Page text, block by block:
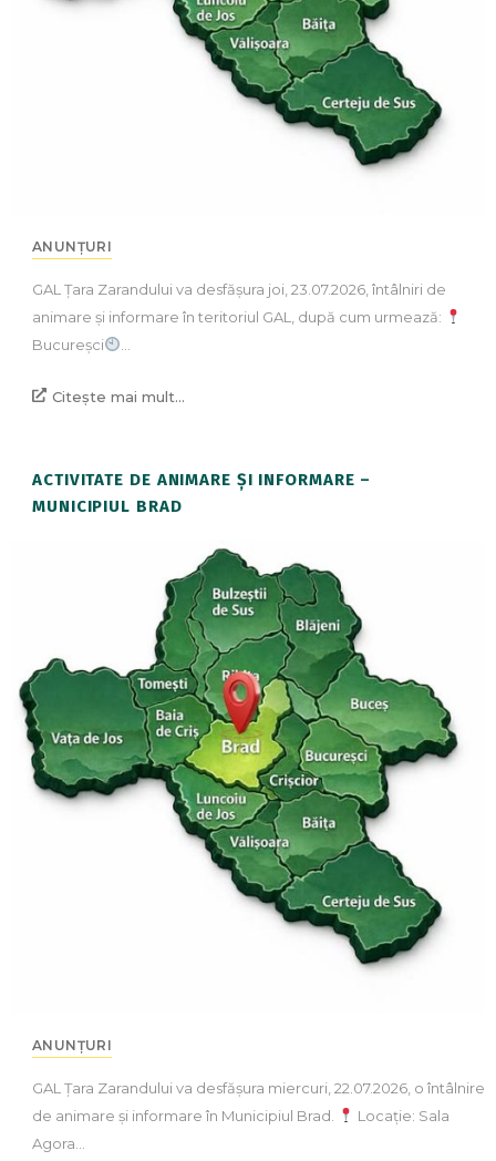
ANUNȚURI
GAL Țara Zarandului va desfășura joi, 23.07.2026, întâlniri de
animare și informare în teritoriul GAL, după cum urmează:
Bucureșci
Citește mai mult...
ACTIVITATE DE ANIMARE ȘI INFORMARE –
MUNICIPIUL BRAD
ANUNȚURI
GAL Țara Zarandului va desfășura miercuri, 22.07.2026, o întâlnire
de animare și informare în Municipiul Brad.
Locație: Sala
Agora…